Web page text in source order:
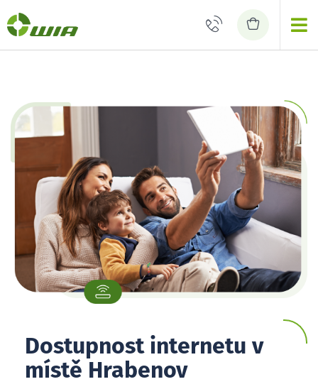
Dostupnost internetu v
místě Hrabenov